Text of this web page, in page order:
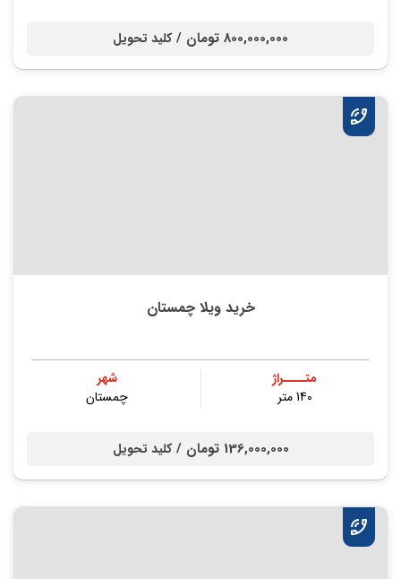
800,000,000 تومان / کلید تحویل
خرید ویلا چمستان
متــــراژ
140 متر
شهر
چمستان
136,000,000 تومان / کلید تحویل